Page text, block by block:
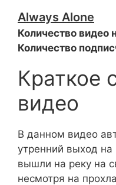
Always Alone
Количество видео
Количество
Краткое
видео
В данном видео
утренний выход
вышли на реку на
несмотря на